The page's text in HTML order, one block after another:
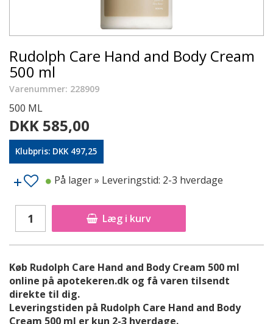
Rudolph Care Hand and Body Cream
500 ml
Varenummer: 228909
500 ML
DKK 585,00
Klubpris: DKK 497,25
Læg i kurv
På lager» Leveringstid: 2-3 hverdage
Køb Rudolph Care Hand and Body Cream 500 ml
online på apotekeren.dk og få varen tilsendt
direkte til dig.
Leveringstiden på Rudolph Care Hand and Body
Cream 500 ml er kun 2-3 hverdage.